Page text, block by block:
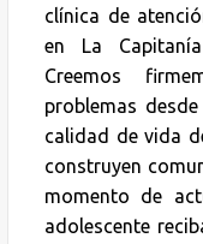
clínica de
en La
Creemos
problemas
calidad de vida
construyen
momento de
adolescente